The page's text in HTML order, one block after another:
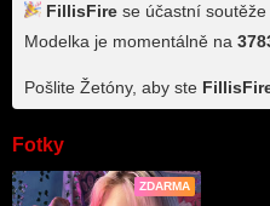
FillisFire se účastní soutěže
Modelka je momentálně na
Pošlite Žetóny, aby ste
Fotky
ZDARMA